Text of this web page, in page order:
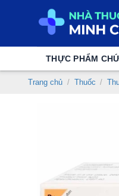
THỰC PHẨM
Trang chủ / Thuốc /